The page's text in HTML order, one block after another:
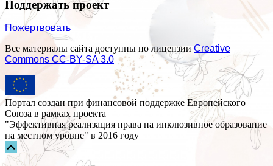
Поддержать проект
Пожертвовать
Все материалы сайта доступны по лицензии Creative
Commons СС-BY-SA 3.0
Портал создан при финансовой поддержке Европейского
Союза в рамках проекта
"Эффективная реализация права на инклюзивное образование
на местном уровне" в 2016 году
Прокрутка
вверх